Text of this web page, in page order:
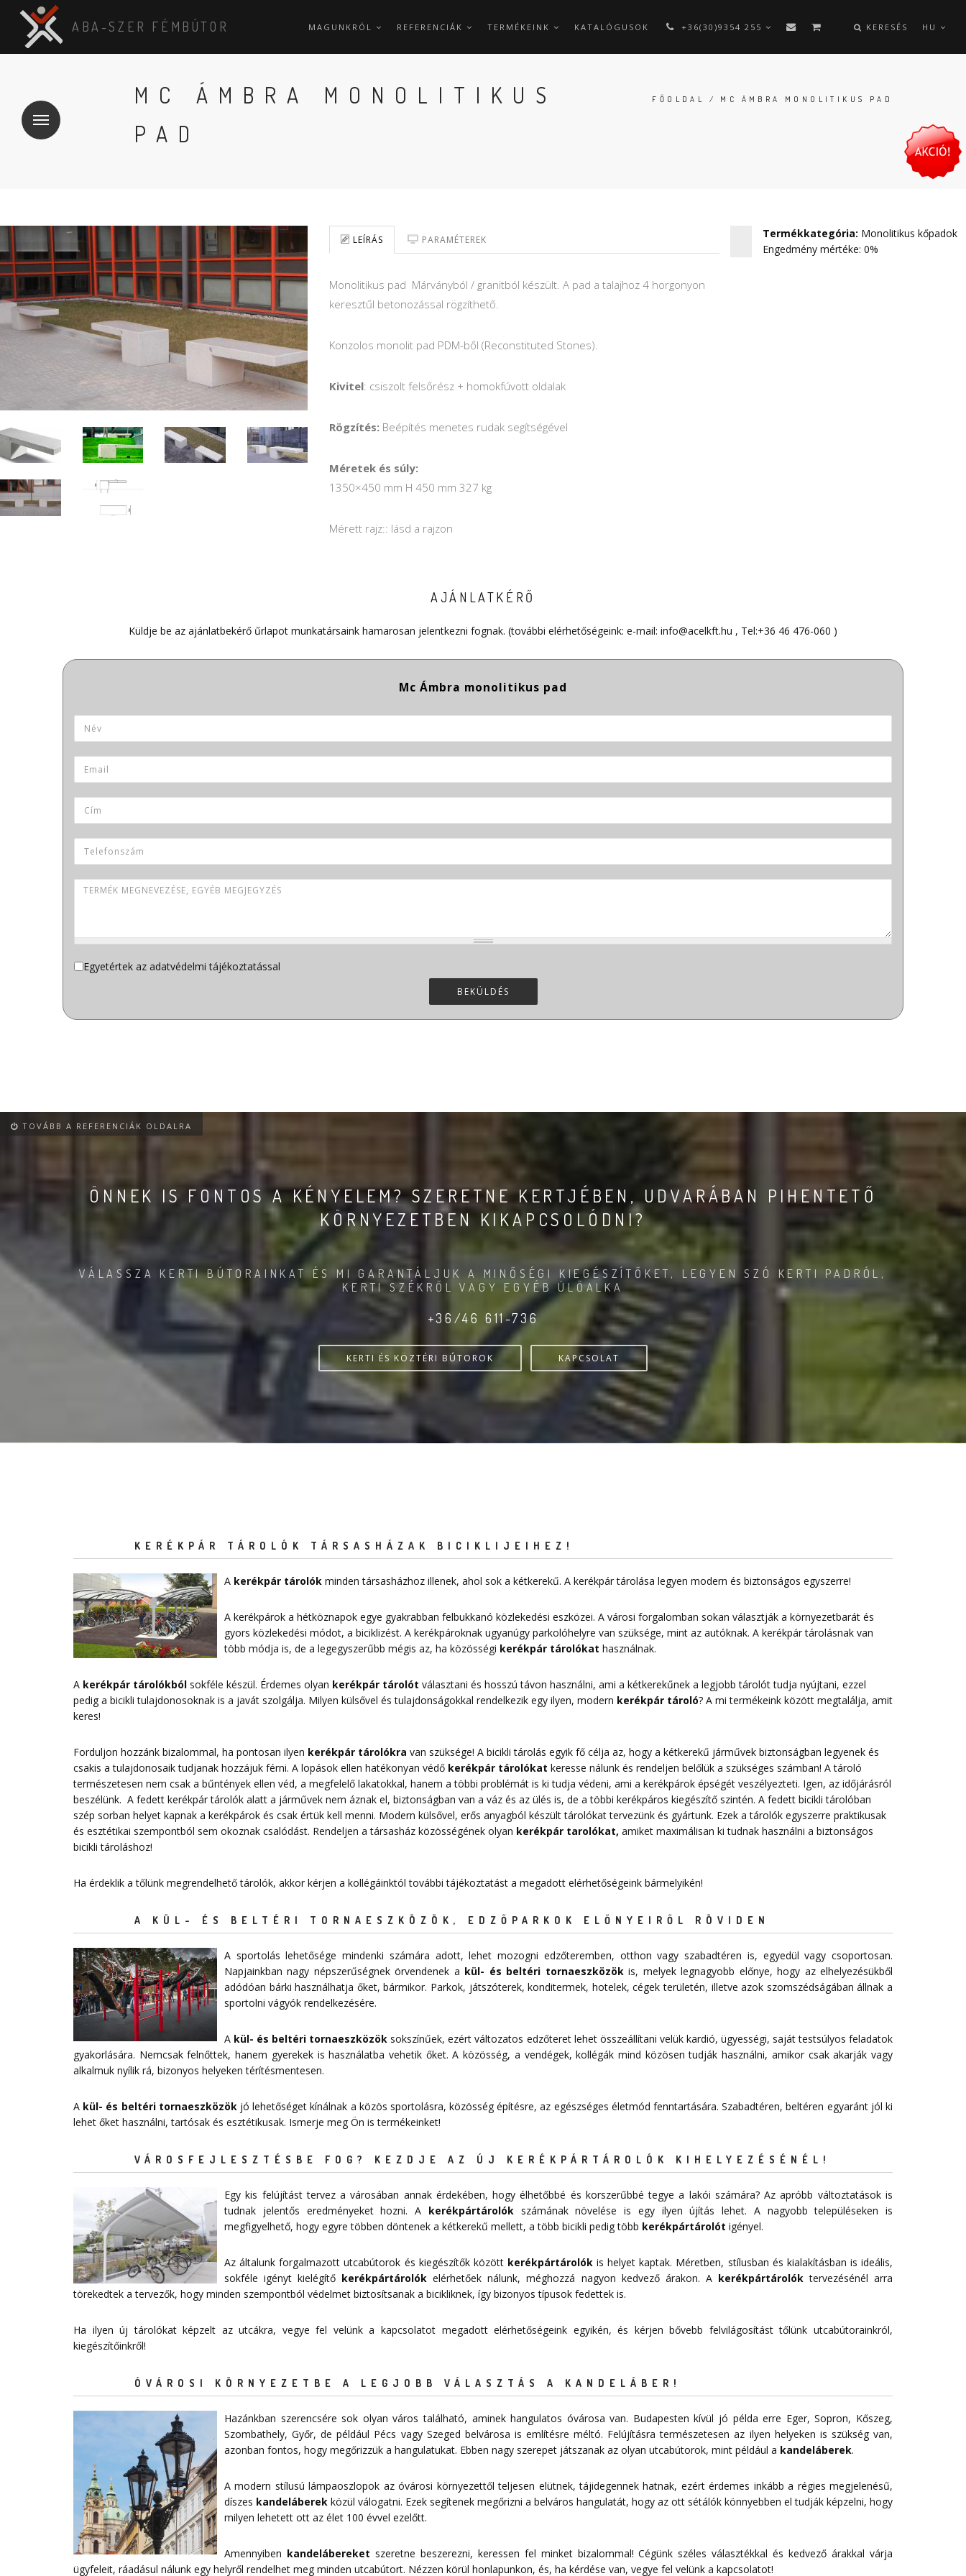
MAGUNKRÓL REFERENCIÁK TERMÉKEINK KATALÓGUSOK +36(30)9354 255 KERESÉS HU
ABA-SZER FÉMBÚTOR
MC ÁMBRA MONOLITIKUS
PAD
FŐOLDAL / MC ÁMBRA MONOLITIKUS PAD
LEÍRÁS PARAMÉTEREK
Monolitikus pad Márványból / granitból készült. A pad a talajhoz 4 horgonyon
keresztűl betonozással rögzíthető.
Konzolos monolit pad PDM-ből (Reconstituted Stones).
Kivitel: csiszolt felsőrész + homokfúvott oldalak
Rögzítés: Beépítés menetes rudak segítségével
Méretek és súly:
1350×450 mm H 450 mm 327 kg
Mérett rajz:: lásd a rajzon
Termékkategória: Monolitikus kőpadok
Engedmény mértéke: 0%
AJÁNLATKÉRŐ
Küldje be az ajánlatbekérő űrlapot munkatársaink hamarosan jelentkezni fognak. (további elérhetőségeink: e-mail: info@acelkft.hu , Tel:+36 46 476-060 )
Név
Email *
Cím
Telefonszám
Termék megnevezése, egyéb megjegyzés
Adatvédelem*
Egyetértek az adatvédelmi tájékoztatással
BEKÜLDÉS
TOVÁBB A REFERENCIÁK OLDALRA
ÖNNEK IS FONTOS A KÉNYELEM? SZERETNE KERTJÉBEN, UDVARÁBAN PIHENTETŐ
KÖRNYEZETBEN KIKAPCSOLÓDNI?
VÁLASSZA KERTI BÚTORAINKAT ÉS MI GARANTÁLJUK A MINŐSÉGI KIEGÉSZÍTŐKET, LEGYEN SZÓ KERTI PADRÓL,
KERTI SZÉKRŐL VAGY EGYÉB ÜLŐALKA
+36/46 611-736
KERTI ÉS KÖZTÉRI BÚTOROK KAPCSOLAT
KERÉKPÁR TÁROLÓK TÁRSASHÁZAK BICIKLIJEIHEZ!
A kerékpár tárolók minden társasházhoz illenek, ahol sok a kétkerekű. A kerékpár tárolása legyen modern és biztonságos egyszerre!
A kerékpárok a hétköznapok egye gyakrabban felbukkanó közlekedési eszközei. A városi forgalomban sokan választják a környezetbarát és
gyors közlekedési módot, a biciklizést. A kerékpároknak ugyanúgy parkolóhelyre van szüksége, mint az autóknak. A kerékpár tárolásnak van
több módja is, de a legegyszerűbb mégis az, ha közösségi kerékpár tárolókat használnak.
A kerékpár tárolókból sokféle készül. Érdemes olyan kerékpár tárolót választani és hosszú távon használni, ami a kétkerekűnek a legjobb tárolót tudja nyújtani, ezzel
pedig a bicikli tulajdonosoknak is a javát szolgálja. Milyen külsővel és tulajdonságokkal rendelkezik egy ilyen, modern kerékpár tároló? A mi termékeink között megtalálja, amit
keres!
Forduljon hozzánk bizalommal, ha pontosan ilyen kerékpár tárolókra van szüksége! A bicikli tárolás egyik fő célja az, hogy a kétkerekű járművek biztonságban legyenek és
csakis a tulajdonosaik tudjanak hozzájuk férni. A lopások ellen hatékonyan védő kerékpár tárolókat keresse nálunk és rendeljen belőlük a szükséges számban! A tároló
természetesen nem csak a bűntények ellen véd, a megfelelő lakatokkal, hanem a többi problémát is ki tudja védeni, ami a kerékpárok épségét veszélyezteti. Igen, az időjárásról
beszélünk. A fedett kerékpár tárolók alatt a járművek nem áznak el, biztonságban van a váz és az ülés is, de a többi kerékpáros kiegészítő szintén. A fedett bicikli tárolóban
szép sorban helyet kapnak a kerékpárok és csak értük kell menni. Modern külsővel, erős anyagból készült tárolókat tervezünk és gyártunk. Ezek a tárolók egyszerre praktikusak
és esztétikai szempontból sem okoznak csalódást. Rendeljen a társasház közösségének olyan kerékpár tarolókat, amiket maximálisan ki tudnak használni a biztonságos
bicikli tároláshoz!
Ha érdeklik a tőlünk megrendelhető tárolók, akkor kérjen a kollégáinktól további tájékoztatást a megadott elérhetőségeink bármelyikén!
A KÜL- ÉS BELTÉRI TORNAESZKÖZÖK, EDZŐPARKOK ELŐNYEIRŐL RÖVIDEN
A sportolás lehetősége mindenki számára adott, lehet mozogni edzőteremben, otthon vagy szabadtéren is, egyedül vagy csoportosan.
Napjainkban nagy népszerűségnek örvendenek a kül- és beltéri tornaeszközökis, melyek legnagyobb előnye, hogy az elhelyezésükből
adódóan bárki használhatja őket, bármikor. Parkok, játszóterek, konditermek, hotelek, cégek területén, illetve azok szomszédságában állnak a
sportolni vágyók rendelkezésére.
A kül- és beltéri tornaeszközök sokszínűek, ezért változatos edzőteret lehet összeállítani velük kardió, ügyességi, saját testsúlyos feladatok
gyakorlására. Nemcsak felnőttek, hanem gyerekek is használatba vehetik őket. A közösség, a vendégek, kollégák mind közösen tudják használni, amikor csak akarják vagy
alkalmuk nyílik rá, bizonyos helyeken térítésmentesen.
A kül- és beltéri tornaeszközökjó lehetőséget kínálnak a közös sportolásra, közösség építésre, az egészséges életmód fenntartására. Szabadtéren, beltéren egyaránt jól ki
lehet őket használni, tartósak és esztétikusak. Ismerje meg Ön is termékeinket!
VÁROSFEJLESZTÉSBE FOG? KEZDJE AZ ÚJ KERÉKPÁRTÁROLÓK KIHELYEZÉSÉNÉL!
Egy kis felújítást tervez a városában annak érdekében, hogy élhetőbbé és korszerűbbé tegye a lakói számára? Az apróbb változtatások is
tudnak jelentős eredményeket hozni. A kerékpártárolókszámának növelése is egy ilyen újítás lehet. A nagyobb településeken is
megfigyelhető, hogy egyre többen döntenek a kétkerekű mellett, a több bicikli pedig több kerékpártárolót igényel.
Az általunk forgalmazott utcabútorok és kiegészítők között kerékpártárolókis helyet kaptak. Méretben, stílusban és kialakításban is ideális,
sokféle igényt kielégítő kerékpártárolók elérhetőek nálunk, méghozzá nagyon kedvező árakon. A kerékpártárolóktervezésénél arra
törekedtek a tervezők, hogy minden szempontból védelmet biztosítsanak a bicikliknek, így bizonyos típusok fedettek is.
Ha ilyen új tárolókat képzelt az utcákra, vegye fel velünk a kapcsolatot megadottelérhetőségeink egyikén, és kérjen bővebb felvilágosítást tőlünk utcabútorainkról,
kiegészítőinkről!
ÓVÁROSI KÖRNYEZETBE A LEGJOBB VÁLASZTÁS A KANDELÁBER!
Hazánkban szerencsére sok olyan város található, aminek hangulatos óvárosa van. Budapesten kívül jó példa erre Eger, Sopron, Kőszeg,
Szombathely, Győr, de például Pécs vagy Szeged belvárosa is említésre méltó. Felújításra természetesen az ilyen helyeken is szükség van,
azonban fontos, hogy megőrizzük a hangulatukat. Ebben nagy szerepet játszanak az olyan utcabútorok, mint például a kandeláberek.
A modern stílusú lámpaoszlopok az óvárosi környezettől teljesen elütnek, tájidegennek hatnak, ezért érdemes inkább a régies megjelenésű,
díszes kandeláberek közül válogatni. Ezek segítenek megőrizni a belváros hangulatát, hogy az ott sétálók könnyebben el tudják képzelni, hogy
milyen lehetett ott az élet 100 évvel ezelőtt.
Amennyiben kandelábereket szeretne beszerezni, keressen fel minket bizalommal! Cégünk széles választékkal és kedvező árakkal várja
ügyfeleit, ráadásul nálunk egy helyről rendelhet meg minden utcabútort. Nézzen körül honlapunkon, és, ha kérdése van, vegye fel velünk a kapcsolatot!